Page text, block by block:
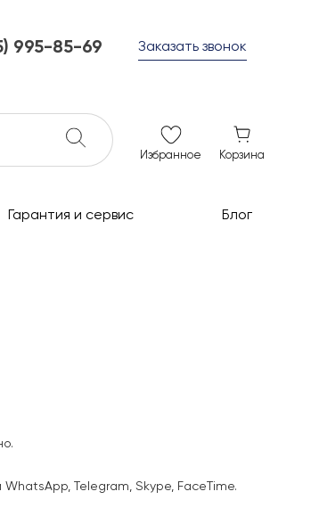
995-85-69
с 10 до 21
Заказать звонок
Избранное Корзина
Гарантия и сервис Блог
Telegram, Skype, FaceTime.